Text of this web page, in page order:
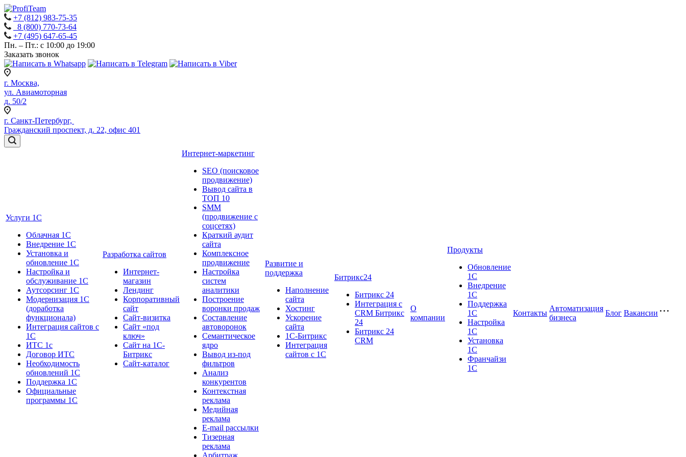
+7 (812) 983-75-35
8 (800) 770-73-64
+7 (495) 647-65-45
Пн. – Пт.: с 10:00 до 19:00
Заказать звонок
г. Москва,
ул. Авиамоторная
д. 50/2
г. Санкт-Петербург,
Гражданский проспект, д. 22, офис 401
Услуги 1С
Облачная 1С
Внедрение 1С
Установка и
обновление 1С
Настройка и
обслуживание 1C
Аутсорсинг 1С
Модернизация 1С
(доработка
функционала)
Интеграция сайтов с
1C
ИТС 1с
Договор ИТС
Необходимость
обновлений 1С
Поддержка 1С
Официальные
программы 1С
Разработка сайтов
Интернет-
магазин
Лендинг
Корпоративный
сайт
Сайт-визитка
Сайт «под
ключ»
Сайт на 1С-
Битрикс
Сайт-каталог
Интернет-маркетинг
SEO (поисковое
продвижение)
Вывод сайта в
ТОП 10
SMM
(продвижение с
соцсетях)
Краткий аудит
сайта
Комплексное
продвижение
Настройка
систем
аналитики
Построение
воронки продаж
Составление
автоворонок
Семантическое
ядро
Вывод из-под
фильтров
Анализ
конкурентов
Контекстная
реклама
Медийная
реклама
E-mail рассылки
Тизерная
реклама
Арбитраж
Развитие и
поддержка
Наполнение
сайта
Хостинг
Ускорение
сайта
1С-Битрикс
Интеграция
сайтов с 1C
Битрикс24
Битрикс 24
Интеграция c
CRM Битрикс
24
Битрикс 24
СRM
О
компании
Продукты
Обновление
1С
Внедрение
1С
Поддержка
1С
Настройка
1С
Установка
1С
Франчайзи
1С
Контакты
Автоматизация
бизнеса
Блог Вакансии